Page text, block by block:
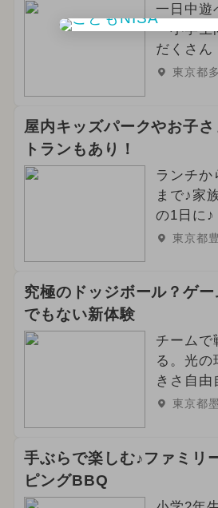
一日中遊
～小学生
だくさん
東京都
屋内キッズパークやお子
トランもあり！
ランチか
まで♪家
の1日に♪
東京都
究極のドッジボール？ゲ
でもない新体験
チームで
る。光の
きさ自由
東京都
手ぶらで楽しむ♪ファミリ
ピングBBQ